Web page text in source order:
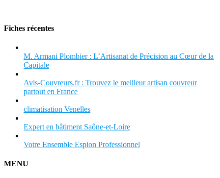
Fiches récentes
M. Armani Plombier : L’Artisanat de Précision au Cœur de la
Capitale
Avis-Couvreurs.fr : Trouvez le meilleur artisan couvreur
partout en France
climatisation Venelles
Expert en bâtiment Saône-et-Loire
Votre Ensemble Espion Professionnel
MENU